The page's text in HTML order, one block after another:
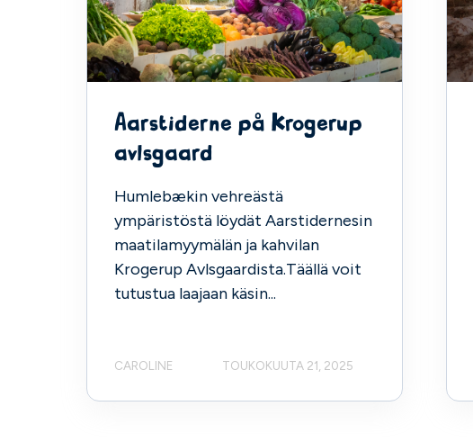
Aarstiderne på Krogerup
avlsgaard
Humlebækin vehreästä
ympäristöstä löydät Aarstidernesin
maatilamyymälän ja kahvilan
Krogerup Avlsgaardista.Täällä voit
tutustua laajaan käsin...
CAROLINE TOUKOKUUTA 21, 2025